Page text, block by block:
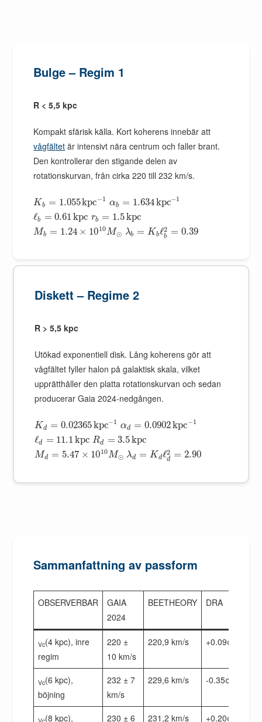
Bulge – Regim 1
R < 5,5 kpc
Kompakt sfärisk källa. Kort koherens innebär att
vågfältet är intensivt nära centrum och faller brant.
Den kontrollerar den stigande delen av
rotationskurvan, från cirka 220 till 232 km/s.
Kb = 1.055kpc−1 αb = 1.634kpc−1
ℓb = 0.61kpc rb = 1.5kpc
Mb = 1.24 × 1010M⊙ λb = Kbℓ2
b = 0.39
Diskett – Regime 2
R > 5,5 kpc
Utökad exponentiell disk. Lång koherens gör att
vågfältet fyller halon på galaktisk skala, vilket
upprätthåller den platta rotationskurvan och sedan
producerar Gaia 2024-nedgången.
Kd = 0.02365kpc−1 αd = 0.0902kpc−1
ℓd = 11.1kpc Rd = 3.5kpc
Md = 5.47 × 1010M⊙ λd = Kdℓ2
d = 2.90
Sammanfattning av passform
OBSERVERBAR
GAIA
2024
BEETHEORY DRA
Vc(4 kpc), inre
regim
220 ±
10 km/s
220,9 km/s +0.09σ
Vc(6 kpc),
böjning
232 ± 7
km/s
229,6 km/s -0.35σ
(8 kpc), 230 ± 6 231,2 km/s +0.20σ